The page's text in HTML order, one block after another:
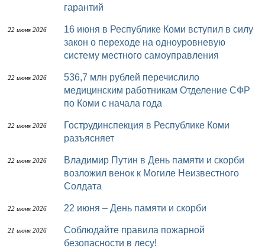
гарантий
22 июня 2026
16 июня в Республике Коми вступил в силу
закон о переходе на одноуровневую
систему местного самоуправления
22 июня 2026
536,7 млн рублей перечислило
медицинским работникам Отделение СФР
по Коми с начала года
22 июня 2026
Гострудинспекция в Республике Коми
разъясняет
22 июня 2026
Владимир Путин в День памяти и скорби
возложил венок к Могиле Неизвестного
Солдата
22 июня 2026 22 июня – День памяти и скорби
21 июня 2026
Соблюдайте правила пожарной
безопасности в лесу!